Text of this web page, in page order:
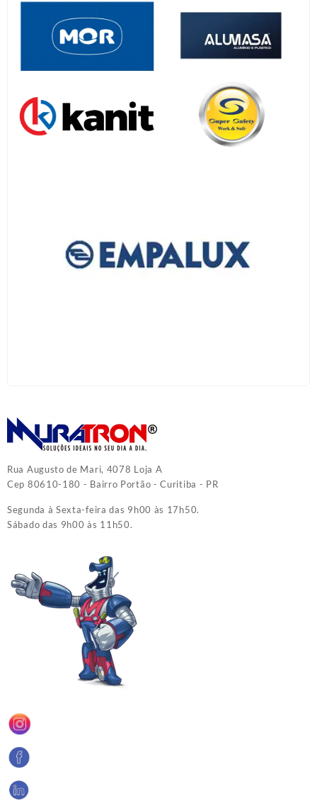
Rua Augusto de Mari, 4078 Loja A
Cep 80610-180 - Bairro Portão - Curitiba - PR
Segunda à Sexta-feira das 9h00 às 17h50.
Sábado das 9h00 às 11h50.